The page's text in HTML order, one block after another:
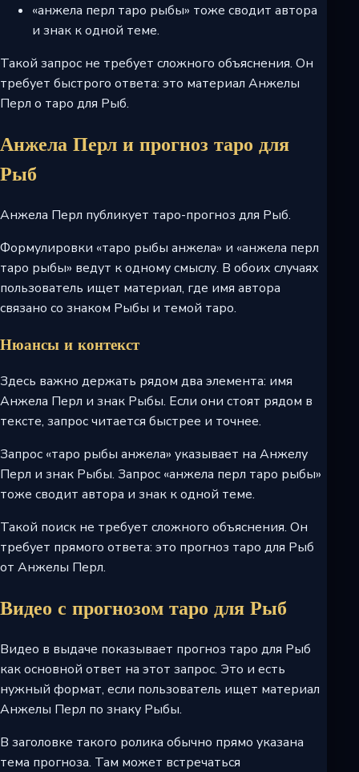
«анжела перл таро рыбы» тоже сводит автора
и знак к одной теме.
Такой запрос не требует сложного объяснения. Он
требует быстрого ответа: это материал Анжелы
Перл о таро для Рыб.
Анжела Перл и прогноз таро для
Рыб
Анжела Перл публикует таро-прогноз для Рыб.
Формулировки «таро рыбы анжела» и «анжела перл
таро рыбы» ведут к одному смыслу. В обоих случаях
пользователь ищет материал, где имя автора
связано со знаком Рыбы и темой таро.
Нюансы и контекст
Здесь важно держать рядом два элемента: имя
Анжела Перл и знак Рыбы. Если они стоят рядом в
тексте, запрос читается быстрее и точнее.
Запрос «таро рыбы анжела» указывает на Анжелу
Перл и знак Рыбы. Запрос «анжела перл таро рыбы»
тоже сводит автора и знак к одной теме.
Такой поиск не требует сложного объяснения. Он
требует прямого ответа: это прогноз таро для Рыб
от Анжелы Перл.
Видео с прогнозом таро для Рыб
Видео в выдаче показывает прогноз таро для Рыб
как основной ответ на этот запрос. Это и есть
нужный формат, если пользователь ищет материал
Анжелы Перл по знаку Рыбы.
В заголовке такого ролика обычно прямо указана
тема прогноза. Там может встречаться